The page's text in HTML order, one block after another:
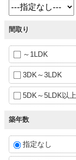
間取り
～1LDK
3DK～3LDK
5DK～5LDK以上
築年数
指定なし